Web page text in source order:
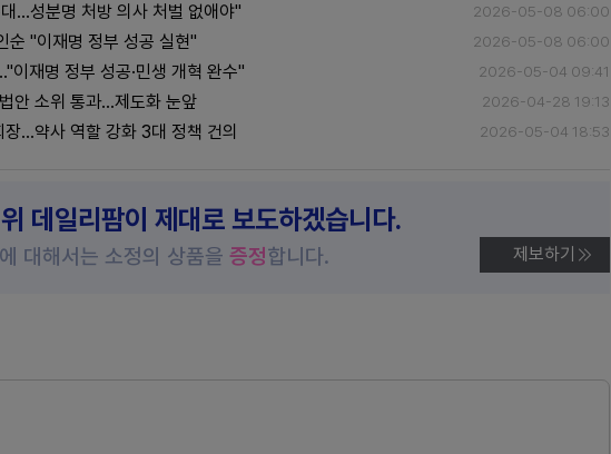
…성분명 처방 의사 처벌 없애야" 2026-05-08 06:00
순 "이재명 정부 성공 실현" 2026-05-08 06:00
이재명 정부 성공·민생 개혁 완수" 2026-05-04 09:41
안 소위 통과…제도화 눈앞 2026-04-28 19:13
…약사 역할 강화 3대 정책 건의 2026-05-04 18:53
데일리팜이 제대로 보도하겠습니다.
대해서는 소정의 상품을 증정합니다. 제보하기